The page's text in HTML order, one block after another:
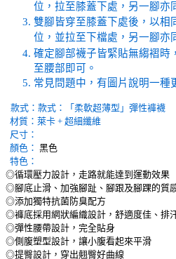
位，拉至膝蓋下處，另一腳亦
雙腳皆穿至膝蓋下處後，以相
位，並拉至下檔處，另一腳亦
確定腳部襪子皆緊貼無縐褶時
至腰部即可。
常見問題中，有圖片說明一種
款式： 款式：「柔軟超薄型」彈性褲襪
材質：萊卡 + 超細纖維
尺寸：
顏色： 黑色
特色：
◎循環壓力設計，走路就能達到運動效果
◎腳底止滑、加強腳趾、腳跟及腳踝的質
◎添加獨特抗菌防臭配方
◎褲底採用網狀編織設計，舒適度佳、排
◎彈性腰帶設計，完全貼身
◎側腹塑型設計，讓小腹看起來平滑
◎提臀設計，穿出翹臀好曲線